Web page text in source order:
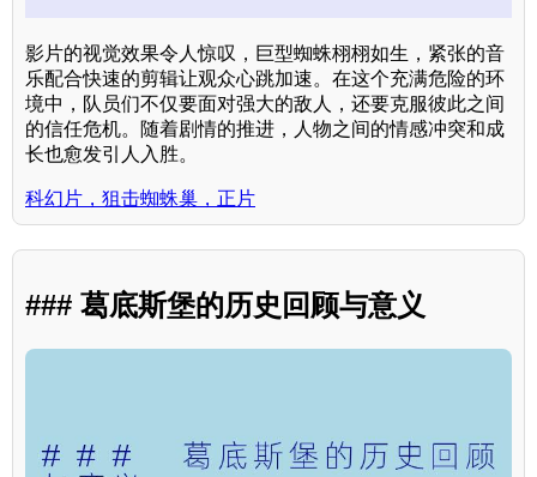
影片的视觉效果令人惊叹，巨型蜘蛛栩栩如生，紧张的音
乐配合快速的剪辑让观众心跳加速。在这个充满危险的环
境中，队员们不仅要面对强大的敌人，还要克服彼此之间
的信任危机。随着剧情的推进，人物之间的情感冲突和成
长也愈发引人入胜。
科幻片，狙击蜘蛛巢，正片
### 葛底斯堡的历史回顾与意义